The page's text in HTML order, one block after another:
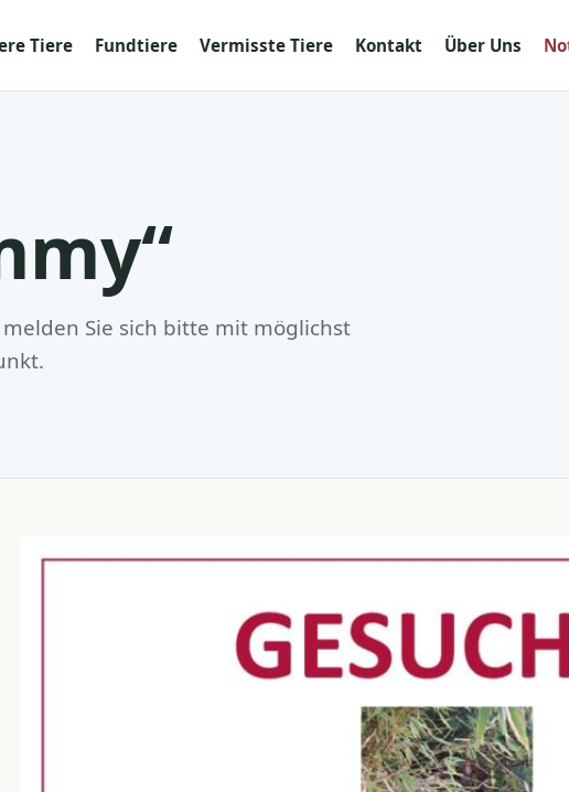
Tiere Fundtiere Vermisste Tiere Kontakt Über Uns
Sie sich bitte mit möglichst